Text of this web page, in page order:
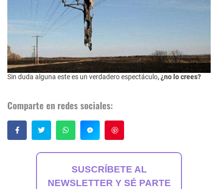
Sin duda alguna este es un verdadero espectáculo, ¿no lo crees?
Comparte en redes sociales:
SUSCRÍBETE AL
NEWSLETTER Y SÉ PARTE